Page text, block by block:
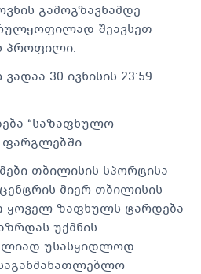
გამოგზავნამდე
შეავსეთ
ს პროფილი.
30 ივნისის 23:59
“საზაფხულო
ფარგლებში.
თბილისის სპორტისა
მიერ თბილისის
ყოველ ზაფხულს ტარდება
უქმნის
უსასყიდლოდ